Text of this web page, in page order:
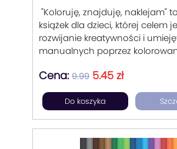
"Koloruję, znajduję, naklejam"
książek dla dzieci, której celem
rozwijanie kreatywności i
manualnych poprzez
pokolorowania, często z
motywami, takimi jak zwierzęta,
postacie z baśni czy krajobrazy.
Cena: 9.99 5.45 zł
Do koszyka